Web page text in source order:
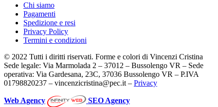
Chi siamo
Pagamenti
Spedizione e resi
Privacy Policy
Termini e condizioni
© 2022 Tutti i diritti riservati. Forme e colori di Vincenzi Cristina
Sede legale: Via Marmolada 2 – 37012 – Bussolengo VR – Sede
operativa: Via Gardesana, 23C, 37036 Bussolengo VR – P.IVA
01798820237 – vincenzicristina@pec.it – Privacy
Web Agency
SEO Agency